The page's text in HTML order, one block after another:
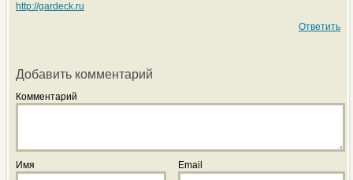
http://gardeck.ru
Ответить
Добавить комментарий
Комментарий
Имя Email